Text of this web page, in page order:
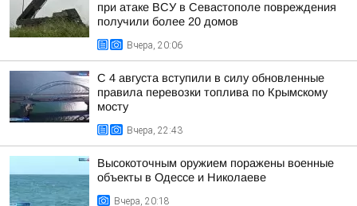
при атаке ВСУ в Севастополе повреждения
получили более 20 домов
Вчера, 20:06
С 4 августа вступили в силу обновленные
правила перевозки топлива по Крымскому
мосту
Вчера, 22:43
Высокоточным оружием поражены военные
объекты в Одессе и Николаеве
Вчера, 20:18